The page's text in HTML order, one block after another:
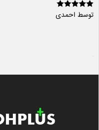
امتیاز 5از 5
توسط احمدی